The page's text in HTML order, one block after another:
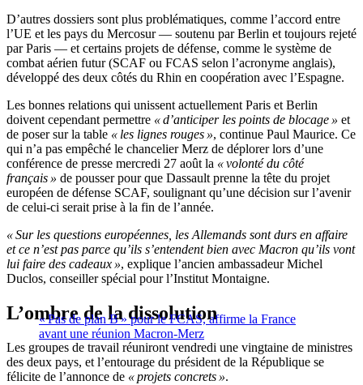
D’autres dossiers sont plus problématiques, comme l’accord entre
l’UE et les pays du Mercosur — soutenu par Berlin et toujours rejeté
par Paris — et certains projets de défense, comme le système de
combat aérien futur (SCAF ou FCAS selon l’acronyme anglais),
développé des deux côtés du Rhin en coopération avec l’Espagne.
Les bonnes relations qui unissent actuellement Paris et Berlin
doivent cependant permettre « d’anticiper les points de blocage » et
de poser sur la table « les lignes rouges », continue Paul Maurice. Ce
qui n’a pas empêché le chancelier Merz de déplorer lors d’une
conférence de presse mercredi 27 août la « volonté du côté
français » de pousser pour que Dassault prenne la tête du projet
européen de défense SCAF, soulignant qu’une décision sur l’avenir
de celui-ci serait prise à la fin de l’année.
« Sur les questions européennes, les Allemands sont durs en affaire
et ce n’est pas parce qu’ils s’entendent bien avec Macron qu’ils vont
lui faire des cadeaux », explique l’ancien ambassadeur Michel
Duclos, conseiller spécial pour l’Institut Montaigne.
« Pas de plan B » pour le FCAS, affirme la France
avant une réunion Macron-Merz
L’ombre de la dissolution
Les groupes de travail réuniront vendredi une vingtaine de ministres
des deux pays, et l’entourage du président de la République se
félicite de l’annonce de « projets concrets ».